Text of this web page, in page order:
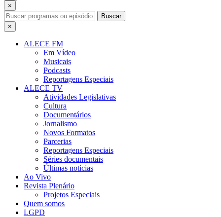
×
Buscar
×
ALECE FM
Em Vídeo
Musicais
Podcasts
Reportagens Especiais
ALECE TV
Atividades Legislativas
Cultura
Documentários
Jornalismo
Novos Formatos
Parcerias
Reportagens Especiais
Séries documentais
Últimas notícias
Ao Vivo
Revista Plenário
Projetos Especiais
Quem somos
LGPD